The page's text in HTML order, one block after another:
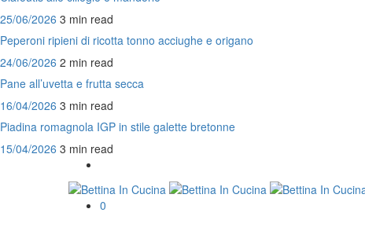
25/06/2026 3 min read
Peperoni ripieni di ricotta tonno acciughe e origano
24/06/2026 2 min read
Pane all’uvetta e frutta secca
16/04/2026 3 min read
Piadina romagnola IGP in stile galette bretonne
15/04/2026 3 min read
0